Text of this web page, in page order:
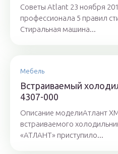
Советы Atlant 23 ноября
профессионала 5 правил
Стиральная машина...
Мебель
Встраиваемый
4307-000
Описание моделиАтлант
встраиваемого
«АТЛАНТ» приступило...